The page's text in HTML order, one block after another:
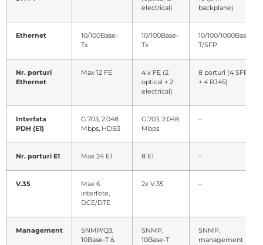
electrical)
backplane)
Ethernet
10/100Base-
Tx
10/100Base-
Tx
10/100/1000Base-
T/SFP
Nr. porturi
Ethernet
Max 12 FE
4 x FE (2
optical + 2
electrical)
8 porturi (4 SFP
+ 4 RJ45)
Interfata
PDH (E1)
G.703, 2.048
Mbps, HDB3
G.703, 2.048
Mbps
–
Nr. porturi E1 Max 24 E1 8 E1 –
V.35
Max 6
interfete,
DCE/DTE
2x V.35 –
Management
SNMP/Q3,
10Base-T &
SNMP,
10Base-T
SNMP,
management